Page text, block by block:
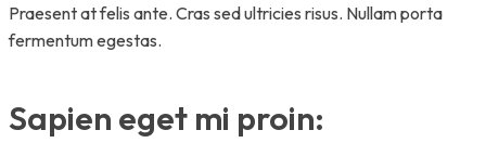
Praesent at felis ante. Cras sed ultricies risus. Nullam porta
fermentum egestas.
Sapien eget mi proin: